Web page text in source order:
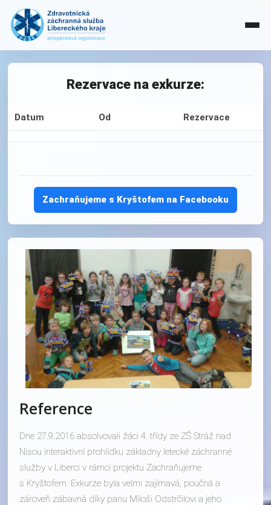
Rezervace na exkurze:
Datum Od Rezervace
Zachraňujeme s Kryštofem na Facebooku
Reference
Dne 27.9.2016 absolvovali žáci 4. třídy ze ZŠ Stráž nad
Nisou interaktivní prohlídku základny letecké záchranné
služby v Liberci v rámci projektu Zachraňujeme
s Kryštofem. Exkurze byla velmi zajímavá, poučná a
zároveň zábavná díky panu Miloši Odstrčilovi a jeho